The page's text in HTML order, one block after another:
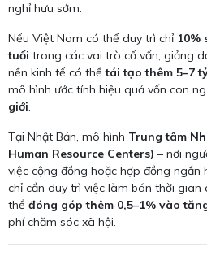
nghỉ hưu sớm.
Nếu Việt Nam có thể duy trì chỉ 10%
tuổi trong các vai trò cố vấn, giảng
nền kinh tế có thểtái tạo thêm 5–7
mô hình ước tính hiệu quả vốn con
giới.
Tại Nhật Bản, mô hình Trung tâm
Human Resource Centers) – nơi
việc cộng đồng hoặc hợp đồng ngắn
chỉ cần duy trì việc làm bán thời gian
thể đóng góp thêm 0,5–1% vào
phí chăm sóc xã hội.